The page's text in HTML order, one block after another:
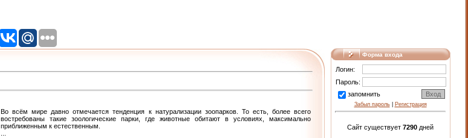
Во всём мире давно отмечается тенденция к натурализации зоопарков. То есть, более всего
востребованы такие зоологические парки, где животные обитают в условиях, максимально
приближенным к естественным.
Форма входа
Логин:
Пароль:
запомнить
Забыл пароль| Регистрация
Сайт существует 7290 дней